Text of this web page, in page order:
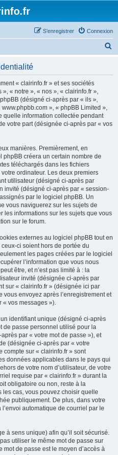
Connexion
S’enregistrer
« clairinfo.fr » et ses sociétés
« notre », « nos », « clairinfo.fr »,
(désigné ci-après par « ils »,
», « phpBB Limited »,
quelle information collectée pendant
votre part (désignée ci-après par « vos
manières. Premièrement, en
créera un certain nombre de
téléchargés dans les fichiers
ordinateur. Les deux premiers
utilisateur (désigné ci-après par
invité (désigné ci-après par « session-
par le logiciel phpBB. Un
vous naviguerez sur les sujets de
les informations sur les sujets que vous
sur le forum.
externes au logiciel phpBB tout en
ci soient hors de portée du
les pages créées par le logiciel
l’information que vous nous
être, et n’est pas limité à : la
invité (désignée ci-après par
sur « clairinfo.fr » (désignée ici par
vous envoyez après l’enregistrement et
« vos messages »).
identifiant unique (désigné ci-après
de passe personnel utilisé pour la
par « votre mot de passe »), et
(désignée ci-après par « votre
compte sur « clairinfo.fr » sont
données applicables dans le pays qui
de votre nom d’utilisateur, de votre
requise par « clairinfo.fr » durant la
obligatoire ou non, reste à la
les cas, vous pouvez choisir quelle
publiquement. De plus, dans votre
automatique de courriel par le
à sens unique) afin qu’il soit sécurisé.
utiliser le même mot de passe sur
mot de passe est le moyen d’accès à